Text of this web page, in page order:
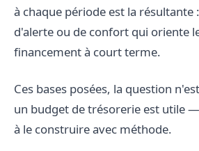
à chaque période est la résultante
d'alerte ou de confort qui oriente
financement à court terme.
Ces bases posées, la question
un budget de trésorerie est utile
à le construire avec méthode.